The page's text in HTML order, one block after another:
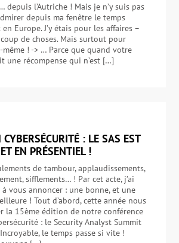
depuis l’Autriche ! Mais je n’y suis pas
depuis ma fenêtre le temps
Europe. J’y étais pour les affaires –
de choses. Mais surtout pour
même ! -> … Parce que quand votre
une récompense qui n’est […]
CYBERSÉCURITÉ : LE SAS EST
EN PRÉSENTIEL !
de tambour, applaudissements,
sifflements… ! Par cet acte, j’ai
vous annoncer : une bonne, et une
! Tout d’abord, cette année nous
la 15ème édition de notre conférence
: le Security Analyst Summit
Incroyable, le temps passe si vite !